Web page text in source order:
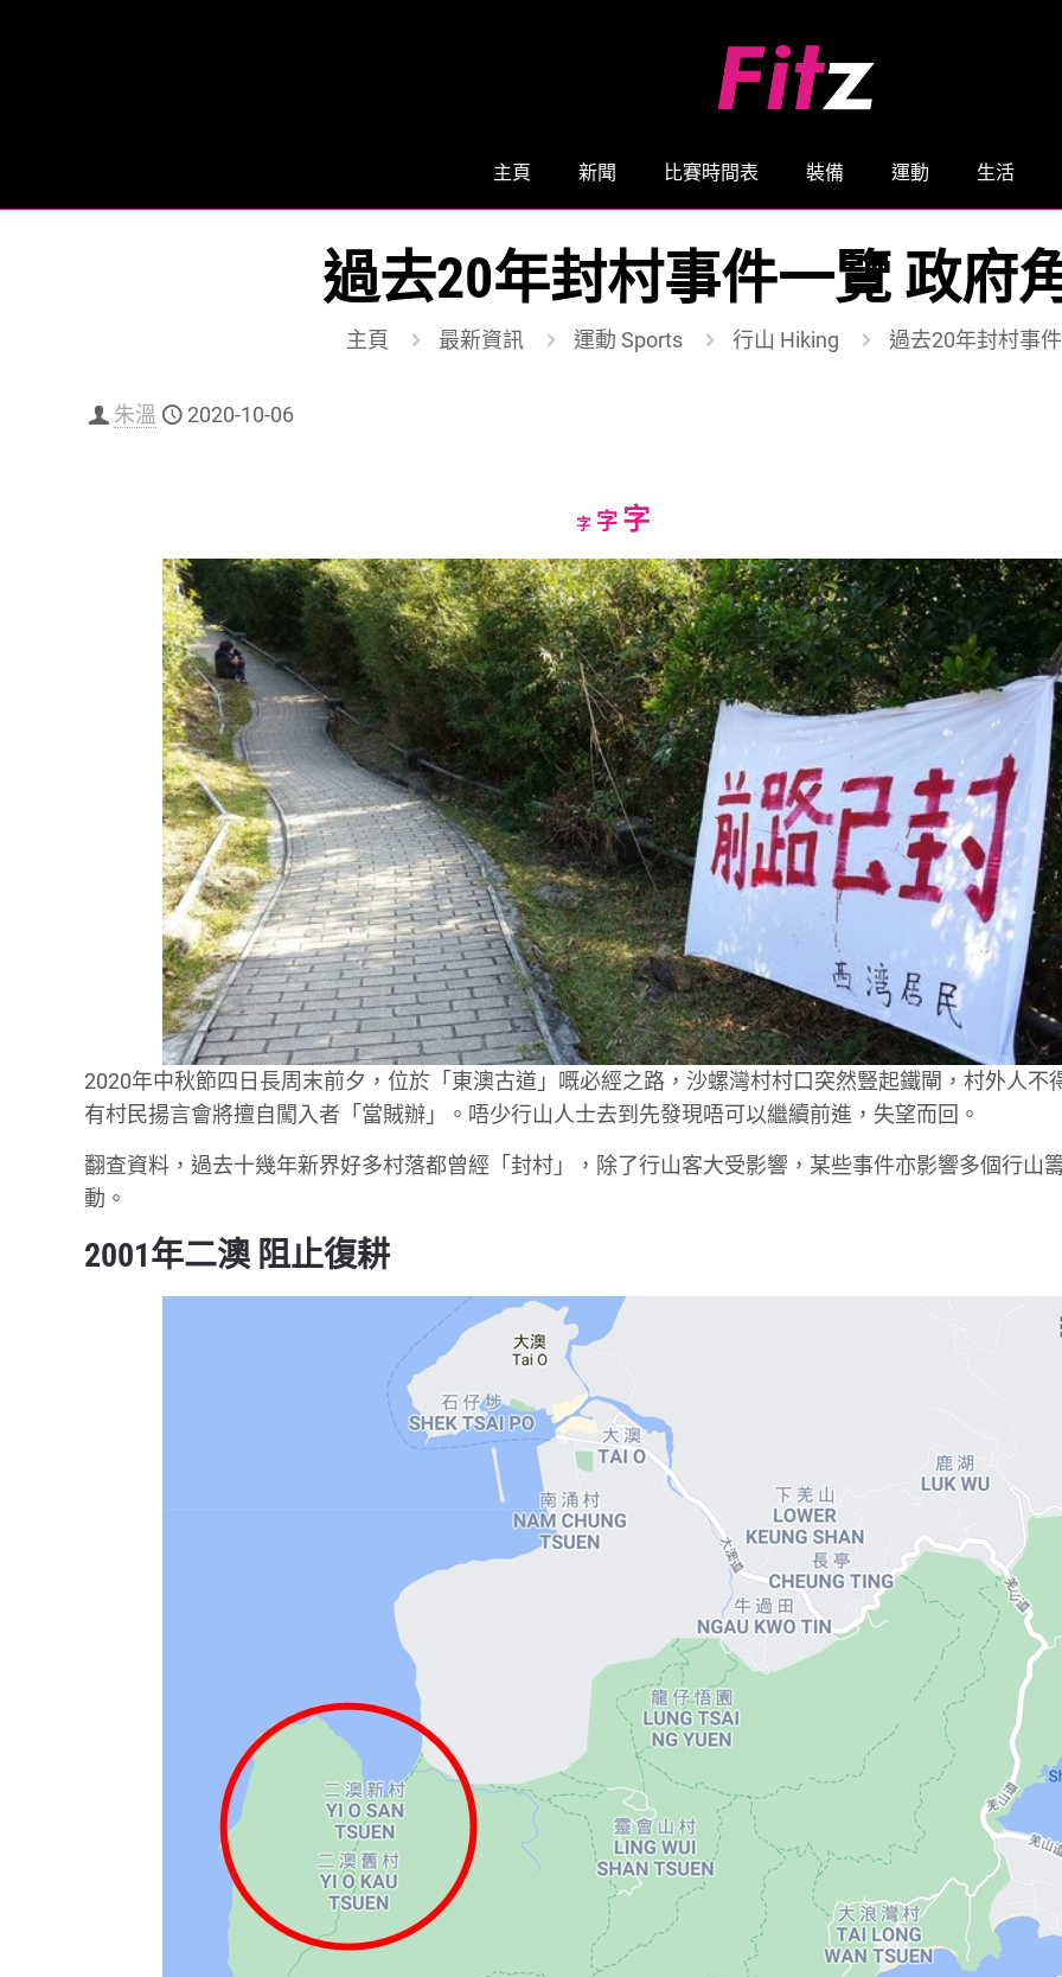
主頁 新聞 比賽時間表 裝備 運動 生活
過去20年封村事件一覽 政府
主頁 最新資訊 運動 Sports 行山 Hiking 過去20年封村事
朱溫 2020-10-06
字Decrease
size.
字Reset
size.
字Increase
font
size.
2020年中秋節四日長周末前夕，位於「東澳古道」嘅必經之路，沙螺灣村村口突然豎起鐵閘，村外人不
有村民揚言會將擅自闖入者「當賊辦」。唔少行山人士去到先發現唔可以繼續前進，失望而回。
翻查資料，過去十幾年新界好多村落都曾經「封村」，除了行山客大受影響，某些事件亦影響多個行山
動。
2001年二澳 阻止復耕